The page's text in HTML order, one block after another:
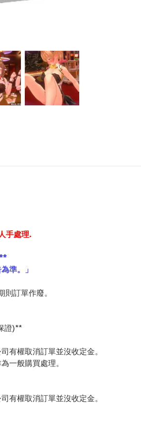
手處理.
準。」
則訂單作廢。
證)**
有權取消訂單並沒收定金。
一般購買處理。
有權取消訂單並沒收定金。